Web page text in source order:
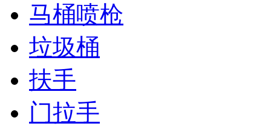
马桶喷枪
垃圾桶
扶手
门拉手